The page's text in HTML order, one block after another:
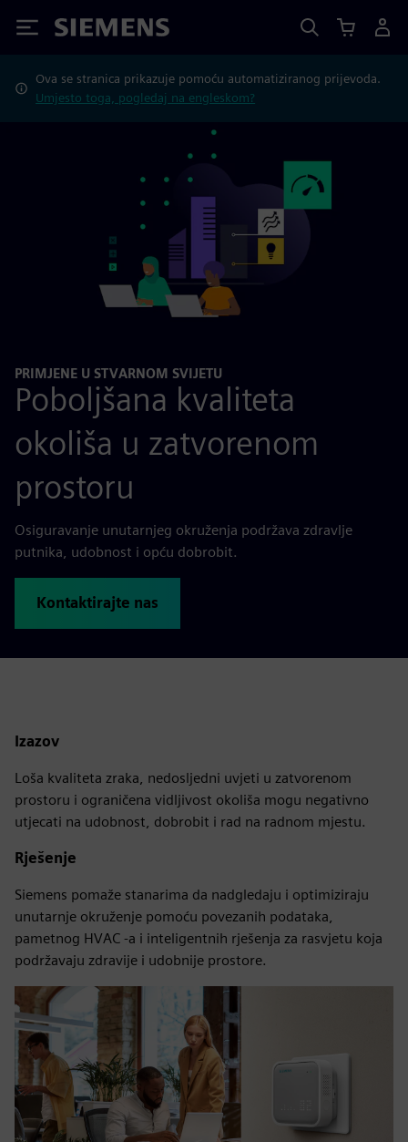
Siemens
Ova se stranica prikazuje pomoću automatiziranog prijevoda.
Umjesto toga, pogledaj na engleskom?
PRIMJENE U STVARNOM SVIJETU
Poboljšana kvaliteta
okoliša u zatvorenom
prostoru
Osiguravanje unutarnjeg okruženja podržava zdravlje
putnika, udobnost i opću dobrobit.
Kontaktirajte nas
Izazov
Loša kvaliteta zraka, nedosljedni uvjeti u zatvorenom
prostoru i ograničena vidljivost okoliša mogu negativno
utjecati na udobnost, dobrobit i rad na radnom mjestu.
Rješenje
Siemens pomaže stanarima da nadgledaju i optimiziraju
unutarnje okruženje pomoću povezanih podataka,
pametnog HVAC -a i inteligentnih rješenja za rasvjetu koja
podržavaju zdravije i udobnije prostore.